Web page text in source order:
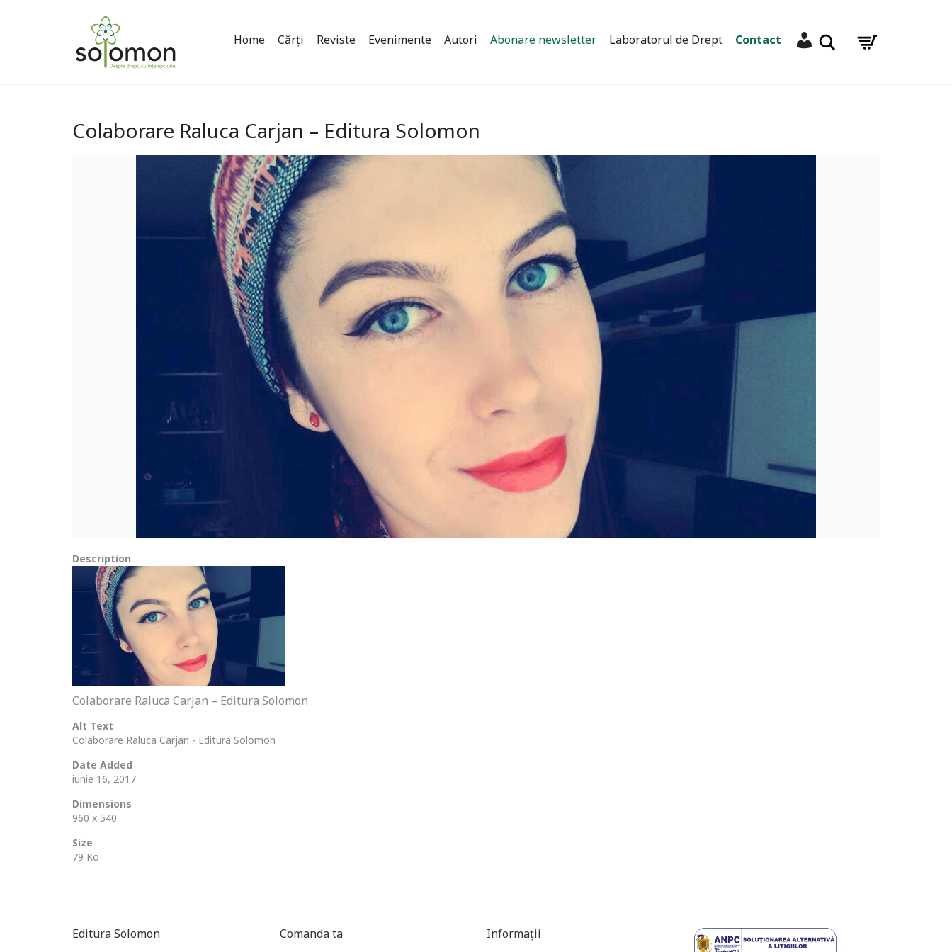
Home Cărți Reviste Evenimente Autori Abonare newsletter Laboratorul de Drept Contact Contul meuCaută
Colaborare Raluca Carjan – Editura Solomon
Description
Colaborare Raluca Carjan – Editura Solomon
Alt Text
Colaborare Raluca Carjan - Editura Solomon
Date Added
iunie 16, 2017
Dimensions
960 x 540
Size
79 Ko
Editura Solomon Comanda ta Informații